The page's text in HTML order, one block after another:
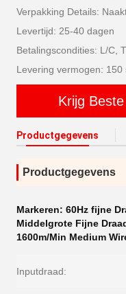
Verpakking Details:
Levertijd: 25-40 dagen
Betalingscondities: L/C,
Levering vermogen: 150
Krijg
Productgegevens
Productgegevens
Markeren: 60Hz fijne
Middelgrote Fijne
1600m/Min Medium
Inputdraad: